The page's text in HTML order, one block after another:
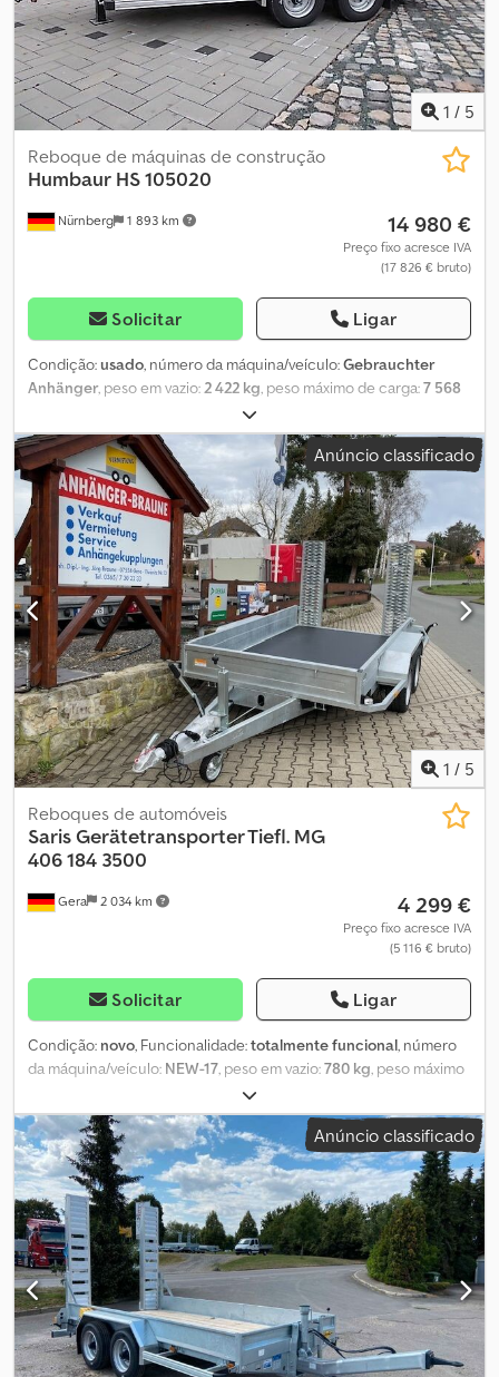
1 / 5
Nürnberg 1 893 km
Reboque de máquinas de construção
Humbaur HS 105020
14 980 €
Preço fixo acresce IVA
(17 826 € bruto)
Solicitar Ligar
Condição:usado, número da máquina/veículo:Gebrauchter
Anhänger, peso em vazio:2 422 kg, peso máximo de carga:7 568
, configuração de eixo:
matrícula:05/2020, próxima inspeção (TÜV):05/2021,
comprimento do espaço de carga:5 000 mm, largura do espaço
de carga:2 010 mm, altura do espaço de carga:250 mm, volume
do espaço de carga:2,5 m³, suspensão:aço, Ano de fabrico:
Reboque usado, Ótimo estado Inspeção TÜV nova Este reboque
está disponível para aluguel! Preço por dia: 135,- € Preço para 3
dias: 370,- € Dedpfxed U A S Eo Aazsck Preço semanal: 670,- €
Todos os preços incluem 19% de IVA.
Anúncio classificado
1 / 5
Gera 2 034 km
Reboques de automóveis
SarisGerätetransporter Tiefl. MG
406 184 3500
4 299 €
Preço fixo acresce IVA
(5 116 € bruto)
Solicitar Ligar
Condição: novo, Funcionalidade:totalmente funcional, número
da máquina/veículo: NEW-17 , peso em vazio:780 kg , peso máximo
3 500 kg
eixos, comprimento do espaço de carga:4 060 mm, largura do
espaço de carga:1 840 mm, altura do espaço de carga:300 mm,
velocidade máxima:
100 km/h, travão de reboque:reboque com
freio, Ano de fabrico:2026, SARIS MG 406 184 3500 2
Transportador de Máquinas VEÍCULO NOVO Dimensões internas:
406cm x 184cm Altura das laterais: 30cm Altura da superfície de
carga: 40cm Peso bruto total: 3500Kg Carga útil: 2717Kg Reboque
tandem com freio Freio de inércia e freio de mão da AL-KO Eixo e
sistema de freio maximizados Chassi baixo Estrutura
completamente soldada em aço galvanizado a fogo Piso
totalmente sustentado Laterais de aço de 30cm Piso em madeira
resinada antiderrapante de 15mm, robusto Roda de apoio
Anúncio classificado